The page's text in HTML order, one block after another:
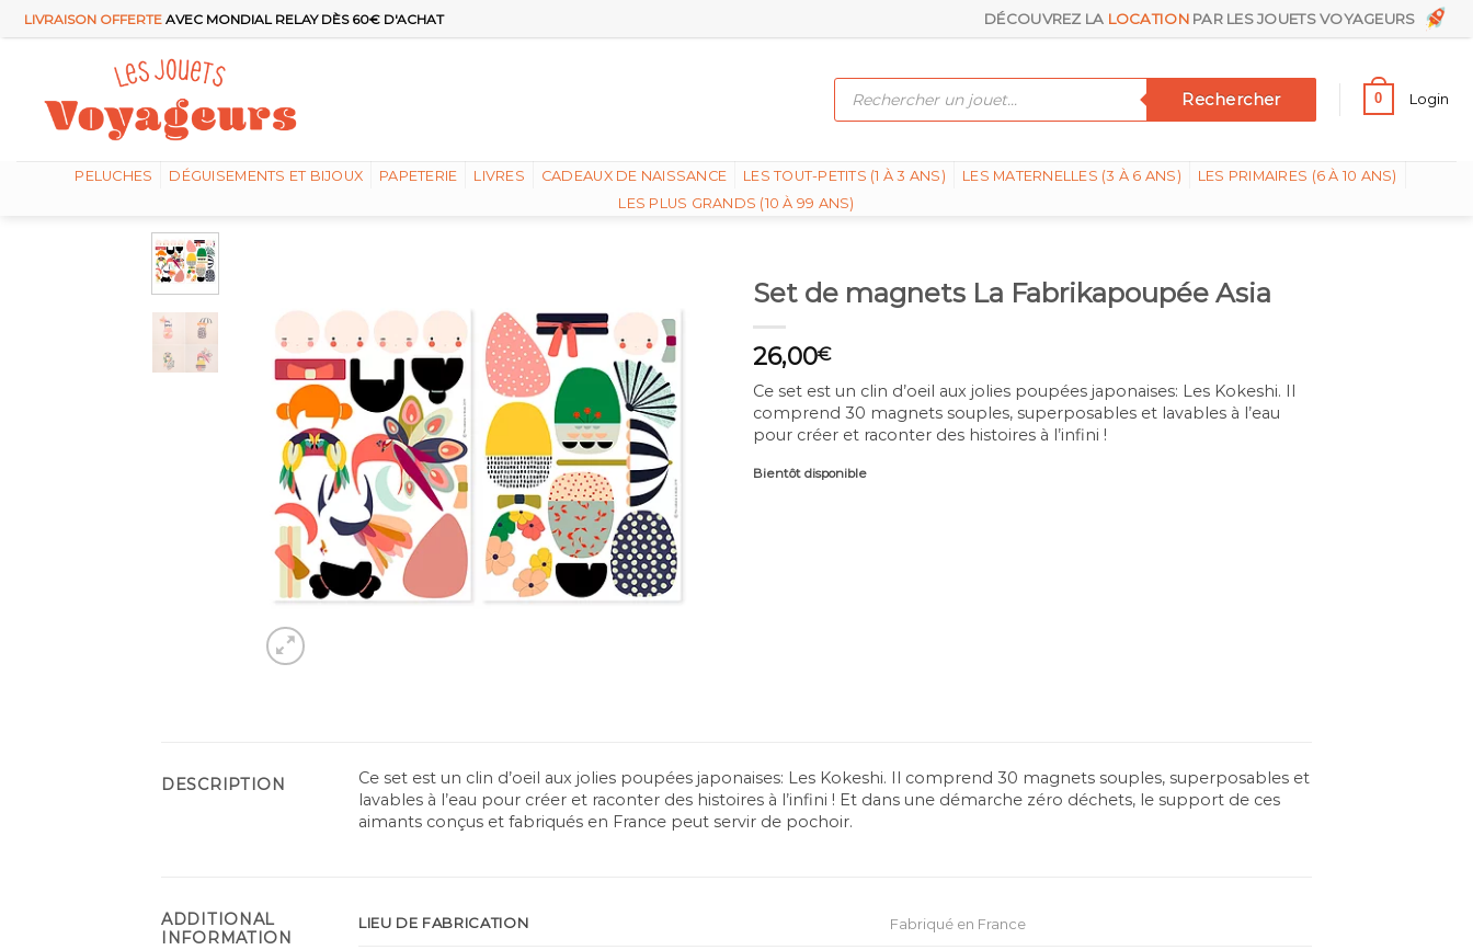
Passer
au
LIVRAISON OFFERTE AVEC MONDIAL RELAY DÈS 60€ D'ACHAT DÉCOUVREZ LA LOCATION PAR LES JOUETS VOYAGEURS
Recherche
Rechercher 0 Login
PELUCHES DÉGUISEMENTS ET BIJOUX PAPETERIE LIVRES CADEAUX DE NAISSANCE LES TOUT-PETITS (1 À 3 ANS) LES MATERNELLES (3 À 6 ANS)
LES PRIMAIRES (6 À 10 ANS)
LES PLUS GRANDS (10 À 99 ANS)
Set de magnets La Fabrikapoupée Asia
26,00€
Ce set est un clin d’oeil aux jolies poupées japonaises: Les Kokeshi. Il
comprend 30 magnets souples, superposables et lavables à l’eau
pour créer et raconter des histoires à l’infini !
Bientôt disponible
DESCRIPTION
Ce set est un clin d’oeil aux jolies poupées japonaises: Les Kokeshi. Il comprend 30 magnets souples, superposables et
lavables à l’eau pour créer et raconter des histoires à l’infini ! Et dans une démarche zéro déchets, le support de ces
aimants conçus et fabriqués en France peut servir de pochoir.
ADDITIONAL
INFORMATION
LIEU DE FABRICATION Fabriqué en France